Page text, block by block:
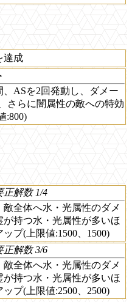
達成
ASを2回発動し、ダメー
さらに闇属性の敵への特効
:800)
解数 1/4
全体へ水・光属性のダメ
持つ水・光属性が多いほ
プ(上限値:1500、1500)
解数 3/6
全体へ水・光属性のダメ
持つ水・光属性が多いほ
プ(上限値:2500、2500)